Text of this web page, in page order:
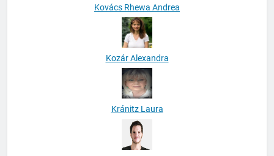
Kovács Rhewa Andrea
Kozár Alexandra
Kránitz Laura